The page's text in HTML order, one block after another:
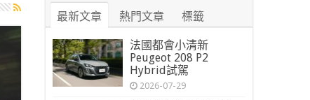
最新文章 熱門文章 標籤
法國都會小清新
Peugeot 208 P2
Hybrid試駕
2026-07-29